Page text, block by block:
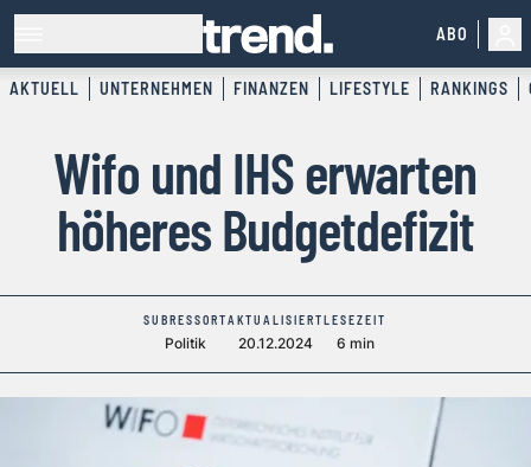
ABO
AKTUELL UNTERNEHMEN FINANZEN LIFESTYLE RANKINGS
Wifo und IHS erwarten
höheres Budgetdefizit
SUBRESSORT
Politik
AKTUALISIERT
20.12.2024
LESEZEIT
6 min